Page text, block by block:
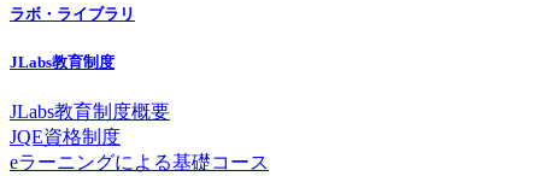
ラボ・ライブラリ
JLabs教育制度
JLabs教育制度概要
JQE資格制度
eラーニングによる基礎コース